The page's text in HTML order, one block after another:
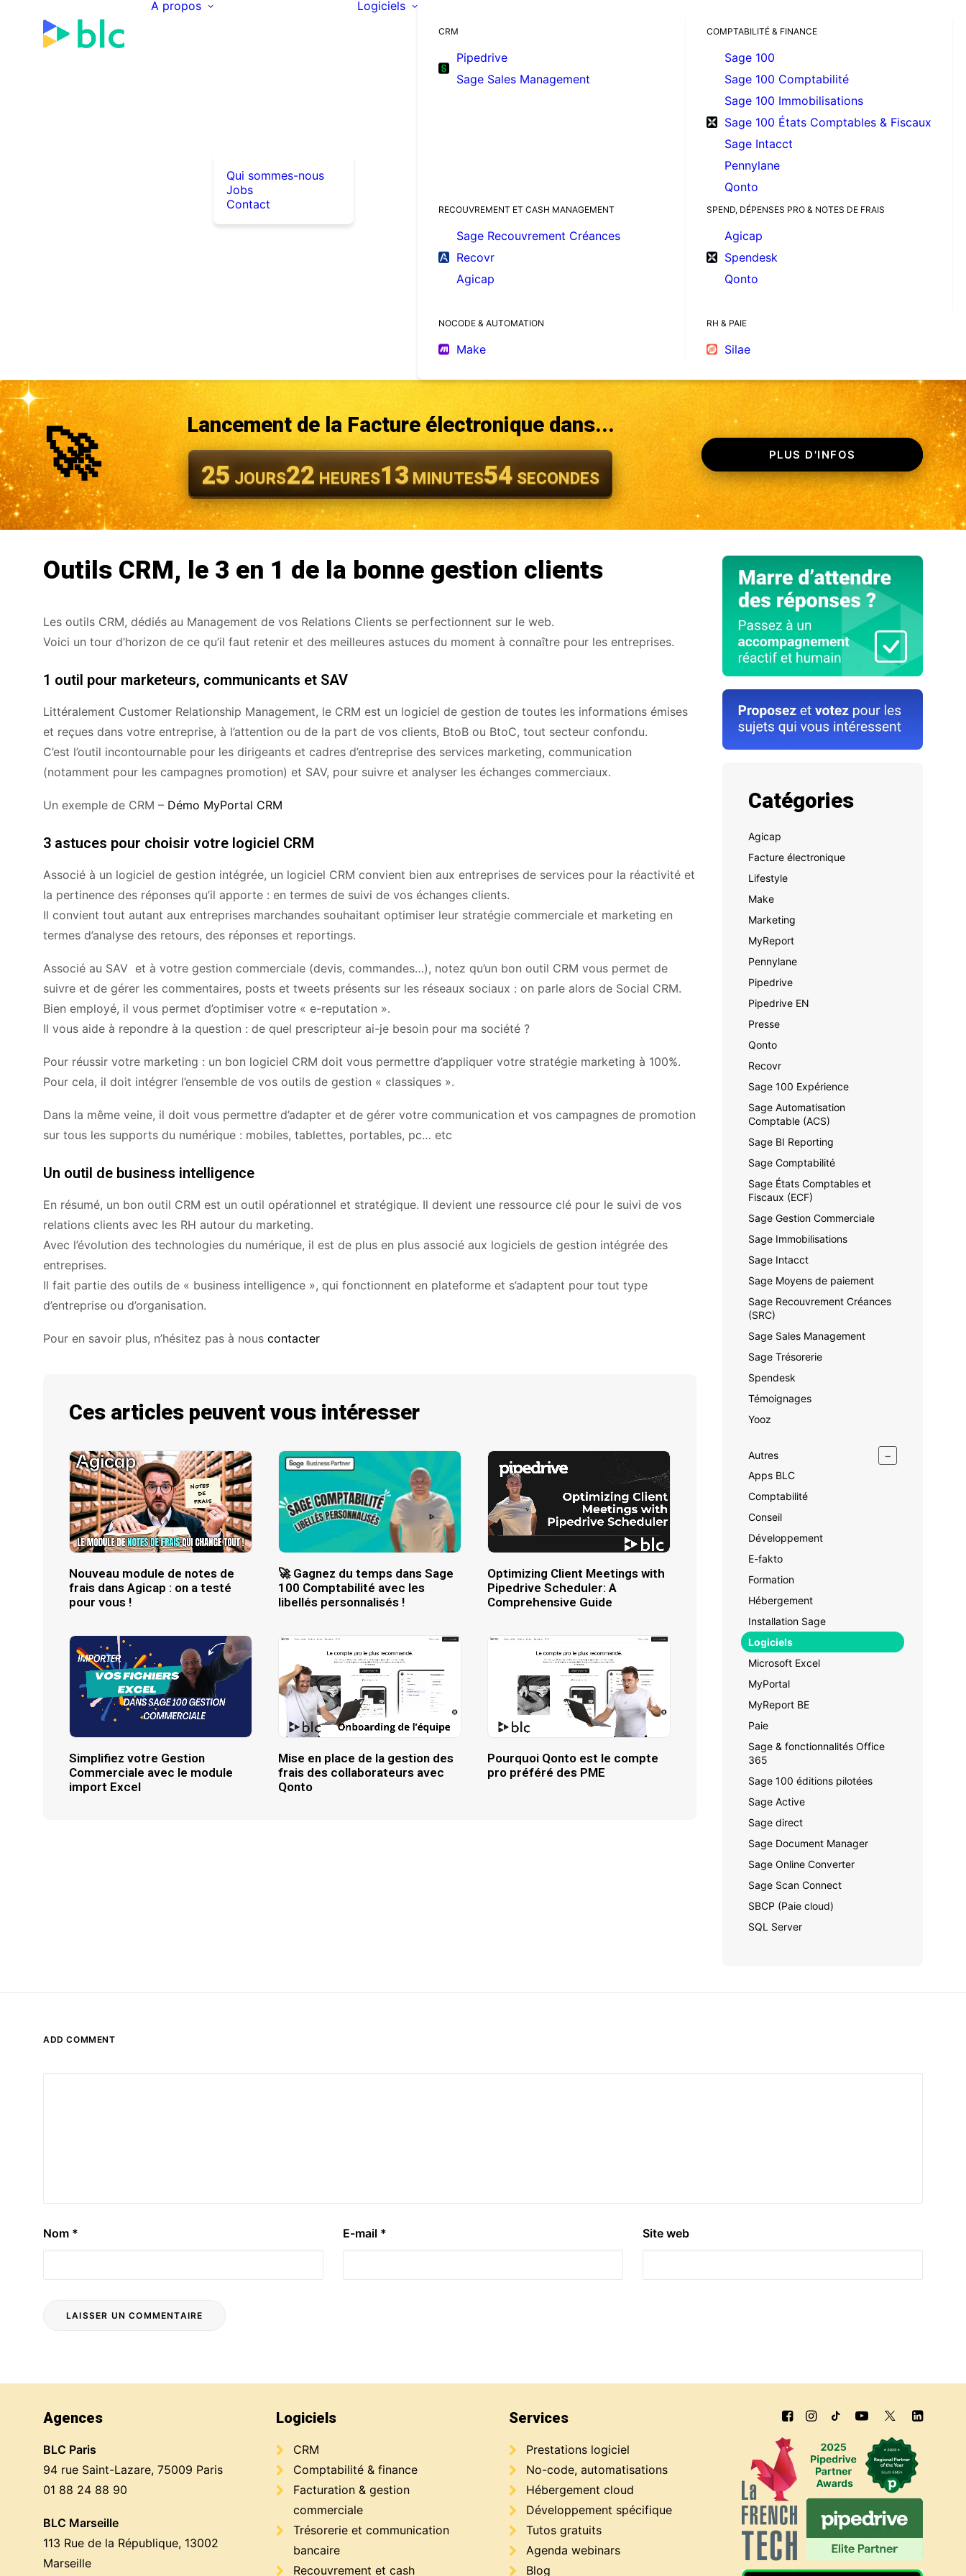
A propos
Qui sommes-nous
Jobs
Contact
Logiciels
CRM
Pipedrive
Sage Sales Management
COMPTABILITÉ & FINANCE
Sage 100
Sage 100 Comptabilité
Sage 100 Immobilisations
Sage 100 États Comptables & Fiscaux
Sage Intacct
Pennylane
Qonto
RECOUVREMENT ET CASH MANAGEMENT
Sage Recouvrement Créances
Recovr
Agicap
SPEND, DÉPENSES PRO & NOTES DE FRAIS
Agicap
Spendesk
Qonto
NOCODE & AUTOMATION
Make
RH & PAIE
Silae
🚀 Lancement de la Facture électronique dans...
25 JOURS22 HEURES13 MINUTES52 SECONDES
PLUS D'INFOS
Outils CRM, le 3 en 1 de la bonne gestion clients
Les outils CRM, dédiés au Management de vos Relations Clients se perfectionnent sur le web.
Voici un tour d’horizon de ce qu’il faut retenir et des meilleures astuces du moment à connaître pour les entreprises.
1 outil pour marketeurs, communicants et SAV
Littéralement Customer Relationship Management, le CRM est un logiciel de gestion de toutes les informations émises
et reçues dans votre entreprise, à l’attention ou de la part de vos clients, BtoB ou BtoC, tout secteur confondu.
C’est l’outil incontournable pour les dirigeants et cadres d’entreprise des services marketing, communication
(notamment pour les campagnes promotion) et SAV, pour suivre et analyser les échanges commerciaux.
Un exemple de CRM – Démo MyPortal CRM
3 astuces pour choisir votre logiciel CRM
Associé à un logiciel de gestion intégrée, un logiciel CRM convient bien aux entreprises de services pour la réactivité et
la pertinence des réponses qu’il apporte : en termes de suivi de vos échanges clients.
Il convient tout autant aux entreprises marchandes souhaitant optimiser leur stratégie commerciale et marketing en
termes d’analyse des retours, des réponses et reportings.
Associé au SAV et à votre gestion commerciale (devis, commandes…), notez qu’un bon outil CRM vous permet de
suivre et de gérer les commentaires, posts et tweets présents sur les réseaux sociaux : on parle alors de Social CRM.
Bien employé, il vous permet d’optimiser votre « e-reputation ».
Il vous aide à repondre à la question : de quel prescripteur ai-je besoin pour ma société ?
Pour réussir votre marketing : un bon logiciel CRM doit vous permettre d’appliquer votre stratégie marketing à 100%.
Pour cela, il doit intégrer l’ensemble de vos outils de gestion « classiques ».
Dans la même veine, il doit vous permettre d’adapter et de gérer votre communication et vos campagnes de promotion
sur tous les supports du numérique : mobiles, tablettes, portables, pc… etc
Un outil de business intelligence
En résumé, un bon outil CRM est un outil opérationnel et stratégique. Il devient une ressource clé pour le suivi de vos
relations clients avec les RH autour du marketing.
Avec l’évolution des technologies du numérique, il est de plus en plus associé aux logiciels de gestion intégrée des
entreprises.
Il fait partie des outils de « business intelligence », qui fonctionnent en plateforme et s’adaptent pour tout type
d’entreprise ou d’organisation.
Pour en savoir plus, n’hésitez pas à nous contacter
Ces articles peuvent vous intéresser
Nouveau module de notes de
frais dans Agicap : on a testé
pour vous !
🚀 Gagnez du temps dans Sage
100 Comptabilité avec les
libellés personnalisés !
Optimizing Client Meetings with
Pipedrive Scheduler: A
Comprehensive Guide
Simplifiez votre Gestion
Commerciale avec le module
import Excel
Mise en place de la gestion des
frais des collaborateurs avec
Qonto
Pourquoi Qonto est le compte
pro préféré des PME
Catégories
Agicap
Facture électronique
Lifestyle
Make
Marketing
MyReport
Pennylane
Pipedrive
Pipedrive EN
Presse
Qonto
Recovr
Sage 100 Expérience
Sage Automatisation
Comptable (ACS)
Sage BI Reporting
Sage Comptabilité
Sage États Comptables et
Fiscaux (ECF)
Sage Gestion Commerciale
Sage Immobilisations
Sage Intacct
Sage Moyens de paiement
Sage Recouvrement Créances
(SRC)
Sage Sales Management
Sage Trésorerie
Spendesk
Témoignages
Yooz
Autres −
Apps BLC
Comptabilité
Conseil
Développement
E-fakto
Formation
Hébergement
Installation Sage
Logiciels
Microsoft Excel
MyPortal
MyReport BE
Paie
Sage & fonctionnalités Office
365
Sage 100 éditions pilotées
Sage Active
Sage direct
Sage Document Manager
Sage Online Converter
Sage Scan Connect
SBCP (Paie cloud)
SQL Server
ADD COMMENT
Nom * E-mail * Site web
Agences
BLC Paris
94 rue Saint-Lazare, 75009 Paris
01 88 24 88 90
BLC Marseille
113 Rue de la République, 13002
Marseille
Logiciels
CRM
Comptabilité & finance
Facturation & gestion
commerciale
Trésorerie et communication
bancaire
Recouvrement et cash
Services
Prestations logiciel
No-code, automatisations
Hébergement cloud
Développement spécifique
Tutos gratuits
Agenda webinars
Blog